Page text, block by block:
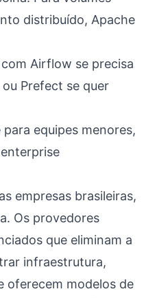
distribuído, Apache
Airflow se precisa
Prefect se quer
para equipes menores,
empresas brasileiras,
Os provedores
que eliminam a
infraestrutura,
oferecem modelos de